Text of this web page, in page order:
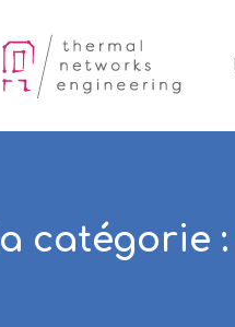
catégorie :